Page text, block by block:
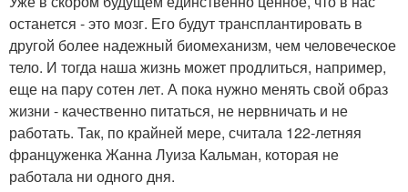
останется - это мозг. Его будут трансплантировать в
другой более надежный биомеханизм, чем человеческое
тело. И тогда наша жизнь может продлиться, например,
еще на пару сотен лет. А пока нужно менять свой образ
жизни - качественно питаться, не нервничать и не
работать. Так, по крайней мере, считала 122-летняя
француженка Жанна Луиза Кальман, которая не
работала ни одного дня.